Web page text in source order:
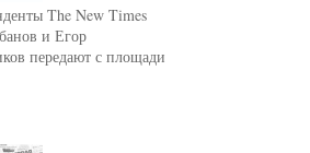
The New Times
и Егор
передают с площади